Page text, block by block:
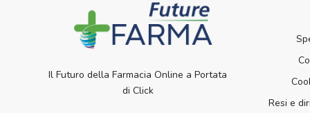
Il Futuro della Farmacia Online a Portata
di Click
Resi e